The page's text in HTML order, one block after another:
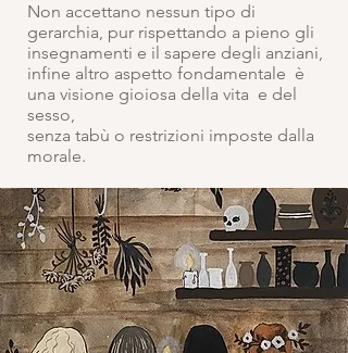
Non accettano nessun tipo di
gerarchia, pur rispettando a pieno gli
insegnamenti e il sapere degli anziani,
infine altro aspetto fondamentale è
una visione gioiosa della vita e del
sesso,
senza tabù o restrizioni imposte dalla
morale.